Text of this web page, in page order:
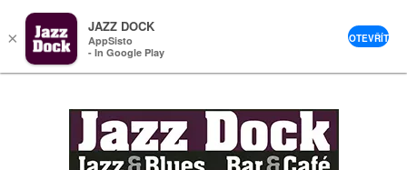
×
JAZZ DOCK
AppSisto
- In Google Play
OTEVŘÍT